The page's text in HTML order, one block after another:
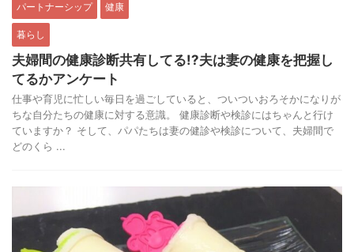
パートナーシップ 健康
暮らし
夫婦間の健康診断共有してる!?夫は妻の健康を把握し
てるかアンケート
仕事や育児に忙しい毎日を過ごしていると、ついついおろそかになりが
ちな自分たちの健康に対する意識。 健康診断や検診にはちゃんと行け
ていますか？ そして、パパたちは妻の健診や検診について、夫婦間で
どのくら ...